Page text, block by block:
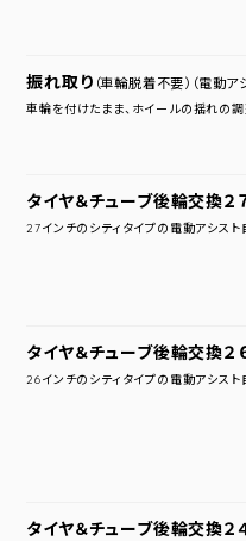
振れ取り （車輪脱着不要） （電動ア
車輪を付けたまま、ホイールの揺れの調
タイヤ＆チューブ後輪交換２
27インチのシティタイプの電動アシス
タイヤ＆チューブ後輪交換２
26インチのシティタイプの電動アシス
タイヤ＆チューブ後輪交換２